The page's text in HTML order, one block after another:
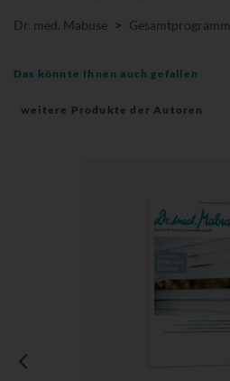
Dr. med. Mabuse > Gesamtprogramm
Das könnte Ihnen auch gefallen
weitere Produkte der Autoren